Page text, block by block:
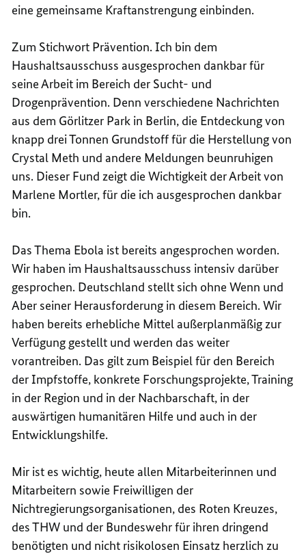
eine gemeinsame Kraftanstrengung einbinden.
Zum Stichwort Prävention. Ich bin dem
Haushaltsausschuss ausgesprochen dankbar für
seine Arbeit im Bereich der Sucht- und
Drogenprävention. Denn verschiedene Nachrichten
aus dem Görlitzer Park in Berlin, die Entdeckung von
knapp drei Tonnen Grundstoff für die Herstellung von
Crystal Meth und andere Meldungen beunruhigen
uns. Dieser Fund zeigt die Wichtigkeit der Arbeit von
Marlene Mortler, für die ich ausgesprochen dankbar
bin.
Das Thema Ebola ist bereits angesprochen worden.
Wir haben im Haushaltsausschuss intensiv darüber
gesprochen. Deutschland stellt sich ohne Wenn und
Aber seiner Herausforderung in diesem Bereich. Wir
haben bereits erhebliche Mittel außerplanmäßig zur
Verfügung gestellt und werden das weiter
vorantreiben. Das gilt zum Beispiel für den Bereich
der Impfstoffe, konkrete Forschungsprojekte, Training
in der Region und in der Nachbarschaft, in der
auswärtigen humanitären Hilfe und auch in der
Entwicklungshilfe.
Mir ist es wichtig, heute allen Mitarbeiterinnen und
Mitarbeitern sowie Freiwilligen der
Nichtregierungsorganisationen, des Roten Kreuzes,
des THW und der Bundeswehr für ihren dringend
benötigten und nicht risikolosen Einsatz herzlich zu